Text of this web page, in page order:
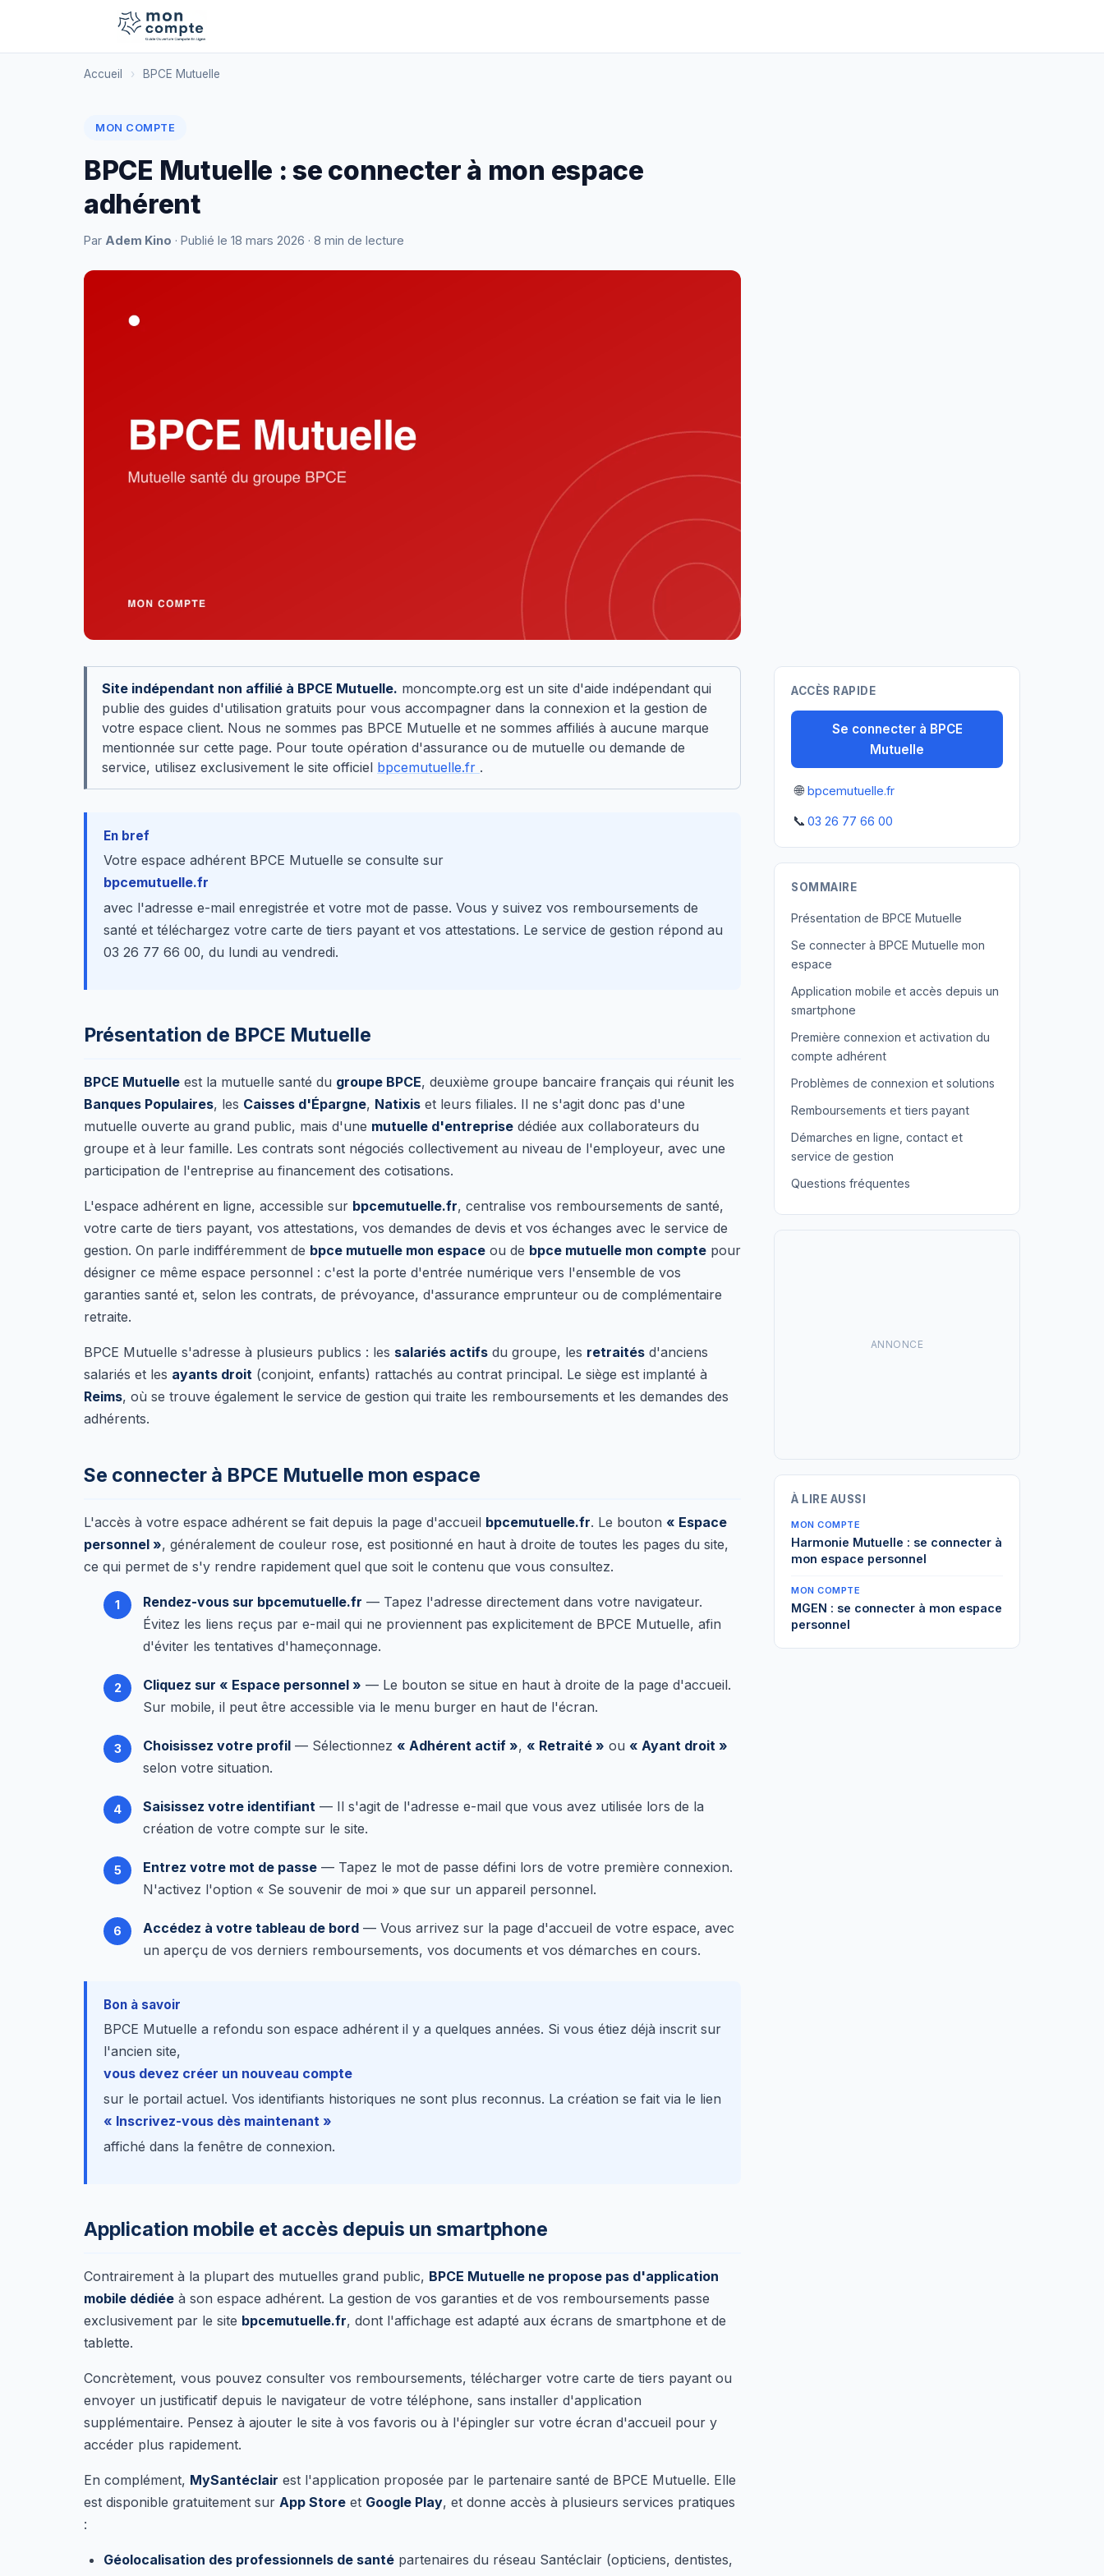
Accueil › BPCE Mutuelle
MON COMPTE
BPCE Mutuelle : se connecter à mon espace
adhérent
Par Adem Kino · Publié le 18 mars 2026 · 8 min de lecture
Site indépendant non affilié à BPCE Mutuelle. moncompte.org est un site d'aide indépendant qui
publie des guides d'utilisation gratuits pour vous accompagner dans la connexion et la gestion de
votre espace client. Nous ne sommes pas BPCE Mutuelle et ne sommes affiliés à aucune marque
mentionnée sur cette page. Pour toute opération d'assurance ou de mutuelle ou demande de
service, utilisez exclusivement le site officiel bpcemutuelle.fr .
En bref
Votre espace adhérent BPCE Mutuelle se consulte sur
bpcemutuelle.fr
avec l'adresse e-mail enregistrée et votre mot de passe. Vous y suivez vos remboursements de
santé et téléchargez votre carte de tiers payant et vos attestations. Le service de gestion répond au
03 26 77 66 00, du lundi au vendredi.
Présentation de BPCE Mutuelle
BPCE Mutuelle est la mutuelle santé du groupe BPCE, deuxième groupe bancaire français qui réunit les
Banques Populaires, les Caisses d'Épargne, Natixis et leurs filiales. Il ne s'agit donc pas d'une
mutuelle ouverte au grand public, mais d'une mutuelle d'entreprise dédiée aux collaborateurs du
groupe et à leur famille. Les contrats sont négociés collectivement au niveau de l'employeur, avec une
participation de l'entreprise au financement des cotisations.
L'espace adhérent en ligne, accessible sur bpcemutuelle.fr, centralise vos remboursements de santé,
votre carte de tiers payant, vos attestations, vos demandes de devis et vos échanges avec le service de
gestion. On parle indifféremment de bpce mutuelle mon espace ou de bpce mutuelle mon compte pour
désigner ce même espace personnel : c'est la porte d'entrée numérique vers l'ensemble de vos
garanties santé et, selon les contrats, de prévoyance, d'assurance emprunteur ou de complémentaire
retraite.
BPCE Mutuelle s'adresse à plusieurs publics : les salariés actifs du groupe, les retraités d'anciens
salariés et les ayants droit (conjoint, enfants) rattachés au contrat principal. Le siège est implanté à
Reims, où se trouve également le service de gestion qui traite les remboursements et les demandes des
adhérents.
Se connecter à BPCE Mutuelle mon espace
L'accès à votre espace adhérent se fait depuis la page d'accueil bpcemutuelle.fr. Le bouton « Espace
personnel », généralement de couleur rose, est positionné en haut à droite de toutes les pages du site,
ce qui permet de s'y rendre rapidement quel que soit le contenu que vous consultez.
Rendez-vous sur bpcemutuelle.fr — Tapez l'adresse directement dans votre navigateur.
Évitez les liens reçus par e-mail qui ne proviennent pas explicitement de BPCE Mutuelle, afin
d'éviter les tentatives d'hameçonnage.
Cliquez sur « Espace personnel » — Le bouton se situe en haut à droite de la page d'accueil.
Sur mobile, il peut être accessible via le menu burger en haut de l'écran.
Choisissez votre profil — Sélectionnez « Adhérent actif », « Retraité » ou « Ayant droit »
selon votre situation.
Saisissez votre identifiant — Il s'agit de l'adresse e-mail que vous avez utilisée lors de la
création de votre compte sur le site.
Entrez votre mot de passe — Tapez le mot de passe défini lors de votre première connexion.
N'activez l'option « Se souvenir de moi » que sur un appareil personnel.
Accédez à votre tableau de bord — Vous arrivez sur la page d'accueil de votre espace, avec
un aperçu de vos derniers remboursements, vos documents et vos démarches en cours.
Bon à savoir
BPCE Mutuelle a refondu son espace adhérent il y a quelques années. Si vous étiez déjà inscrit sur
l'ancien site,
vous devez créer un nouveau compte
sur le portail actuel. Vos identifiants historiques ne sont plus reconnus. La création se fait via le lien
« Inscrivez-vous dès maintenant »
affiché dans la fenêtre de connexion.
Application mobile et accès depuis un smartphone
Contrairement à la plupart des mutuelles grand public, BPCE Mutuelle ne propose pas d'application
mobile dédiée à son espace adhérent. La gestion de vos garanties et de vos remboursements passe
exclusivement par le site bpcemutuelle.fr, dont l'affichage est adapté aux écrans de smartphone et de
tablette.
Concrètement, vous pouvez consulter vos remboursements, télécharger votre carte de tiers payant ou
envoyer un justificatif depuis le navigateur de votre téléphone, sans installer d'application
supplémentaire. Pensez à ajouter le site à vos favoris ou à l'épingler sur votre écran d'accueil pour y
accéder plus rapidement.
En complément, MySantéclair est l'application proposée par le partenaire santé de BPCE Mutuelle. Elle
est disponible gratuitement sur App Store et Google Play, et donne accès à plusieurs services pratiques
:
Géolocalisation des professionnels de santé partenaires du réseau Santéclair (opticiens, dentistes,
ACCÈS RAPIDE
Se connecter à BPCE
Mutuelle
🌐 bpcemutuelle.fr
📞 03 26 77 66 00
SOMMAIRE
Présentation de BPCE Mutuelle
Se connecter à BPCE Mutuelle mon
espace
Application mobile et accès depuis un
smartphone
Première connexion et activation du
compte adhérent
Problèmes de connexion et solutions
Remboursements et tiers payant
Démarches en ligne, contact et
service de gestion
Questions fréquentes
ANNONCE
À LIRE AUSSI
MON COMPTE
Harmonie Mutuelle : se connecter à
mon espace personnel
MON COMPTE
MGEN : se connecter à mon espace
personnel